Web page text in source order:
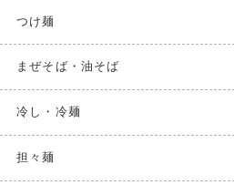
つけ麺
まぜそば・油そば
冷し・冷麺
担々麺